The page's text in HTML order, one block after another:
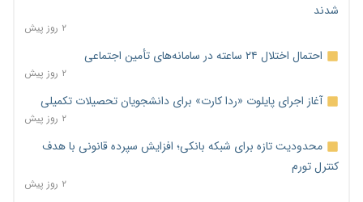
شدند
۲ روز پیش
احتمال اختلال ۲۴ ساعته در سامانه‌های تأمین اجتماعی
۲ روز پیش
آغاز اجرای پایلوت «ردا کارت» برای دانشجویان تحصیلات تکمیلی
۲ روز پیش
محدودیت تازه برای شبکه بانکی؛ افزایش سپرده قانونی با هدف
کنترل تورم
۲ روز پیش